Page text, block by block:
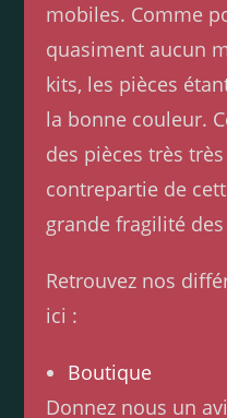
mobiles. Comme
quasiment aucun
kits, les pièces
la bonne couleur.
des pièces très
contrepartie de
grande fragilité
Retrouvez nos
ici :
Boutique
Donnez nous un